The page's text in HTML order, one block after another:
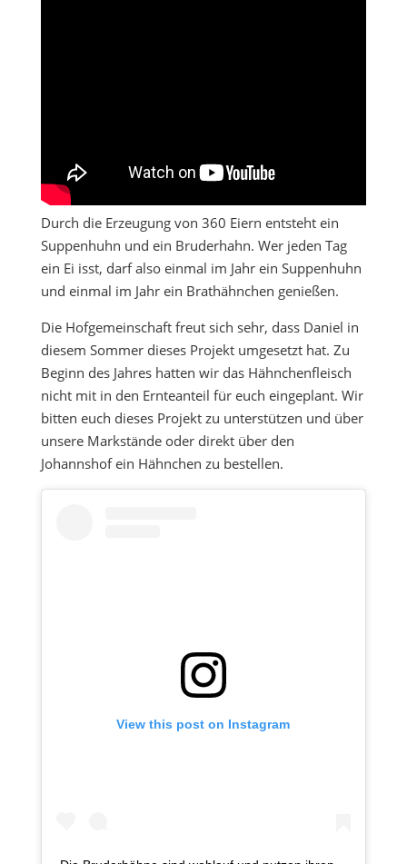
Durch die Erzeugung von 360 Eiern entsteht ein
Suppenhuhn und ein Bruderhahn. Wer jeden Tag
ein Ei isst, darf also einmal im Jahr ein Suppenhuhn
und einmal im Jahr ein Brathähnchen genießen.
Die Hofgemeinschaft freut sich sehr, dass Daniel in
diesem Sommer dieses Projekt umgesetzt hat. Zu
Beginn des Jahres hatten wir das Hähnchenfleisch
nicht mit in den Ernteanteil für euch eingeplant. Wir
bitten euch dieses Projekt zu unterstützen und über
unsere Markstände oder direkt über den
Johannshof ein Hähnchen zu bestellen.
View this post on Instagram